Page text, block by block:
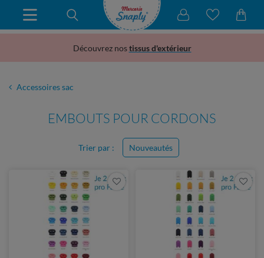
Découvrez nostissus d'extérieur
Accessoires sac
EMBOUTS POUR CORDONS
Trier par : Nouveautés